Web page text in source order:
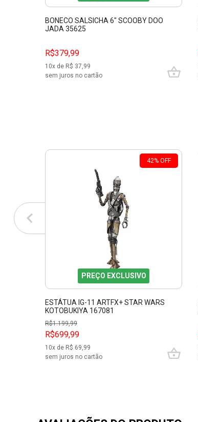
BONECO SALSICHA 6" SCOOBY DOO
JADA 35625
R$379,99
10x de R$ 37,99
sem juros no cartão
42% OFF
PREÇO EXCLUSIVO
ESTÁTUA IG-11 ARTFX+ STAR WARS
KOTOBUKIYA 167081
R$1.199,99
R$699,99
10x de R$ 69,99
sem juros no cartão